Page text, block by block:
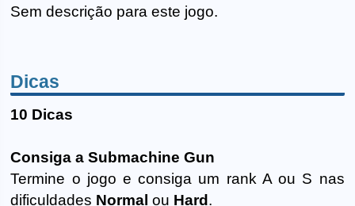
Sem descrição para este jogo.
Dicas
10 Dicas
Consiga a Submachine Gun
Termine o jogo e consiga um rank A ou S nas
dificuldades Normal ou Hard .